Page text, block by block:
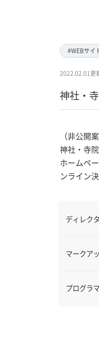
#WEBサイ
2022.02.01更
神社・
（非公開案
神社・寺
ホームペ
ンライン
ディレク
マークア
プログラ